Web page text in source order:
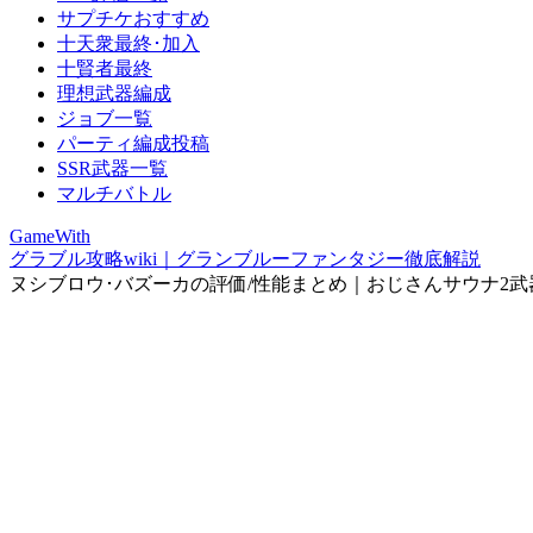
サプチケおすすめ
十天衆最終･加入
十賢者最終
理想武器編成
ジョブ一覧
パーティ編成投稿
SSR武器一覧
マルチバトル
GameWith
グラブル攻略wiki｜グランブルーファンタジー徹底解説
ヌシブロウ･バズーカの評価/性能まとめ｜おじさんサウナ2武